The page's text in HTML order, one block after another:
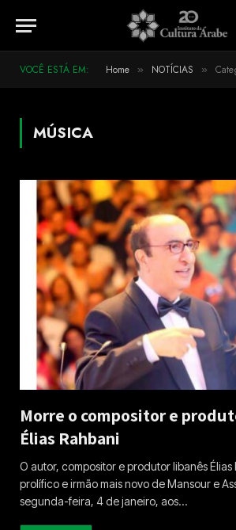
VOCÊ ESTÁ EM: Home » NOTÍCIAS »
MÚSICA
Morre o compositor e
Élias Rahbani
O autor, compositor e produtor libanês Élias
prolífico e irmão mais novo de Mansour e
segunda-feira, 4 de janeiro, aos…